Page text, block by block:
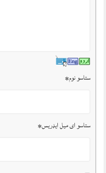
ستاسو نوم*
ستاسو ای میل ایډریس*